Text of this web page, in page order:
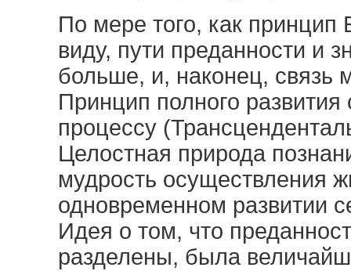
По мере того, как
виду, пути преданности и
больше, и, наконец, связь
Принцип полного
процессу
Целостная природа
мудрость осуществления
одновременном развитии
Идея о том, что
разделены, была